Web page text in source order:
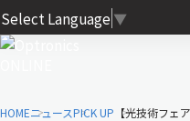
Select Language ▼
HOMEニュースPICK UP 【光技術フェ